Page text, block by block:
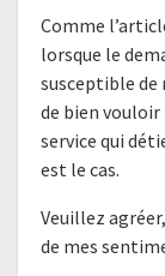
Comme
lorsque le
susceptible de
de bien
service qui
est le cas.
Veuillez
de mes